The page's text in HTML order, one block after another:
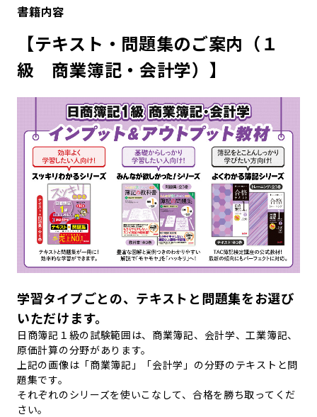
書籍内容
【テキスト・問題集のご案内（１
級 商業簿記・会計学）】
学習タイプごとの、テキストと問題集をお選び
いただけます。
日商簿記１級の試験範囲は、商業簿記、会計学、工業簿記、
原価計算の分野があります。
上記の画像は「商業簿記」「会計学」の分野のテキストと問
題集です。
それぞれのシリーズを使いこなして、合格を勝ち取ってくだ
さい。